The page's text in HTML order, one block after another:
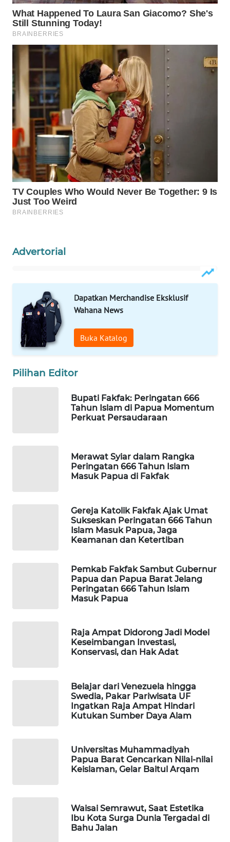
Advertorial
Dapatkan Merchandise Eksklusif
Wahana News
Buka Katalog
Pilihan Editor
Bupati Fakfak: Peringatan 666
Tahun Islam di Papua Momentum
Perkuat Persaudaraan
Merawat Syiar dalam Rangka
Peringatan 666 Tahun Islam
Masuk Papua di Fakfak
Gereja Katolik Fakfak Ajak Umat
Sukseskan Peringatan 666 Tahun
Islam Masuk Papua, Jaga
Keamanan dan Ketertiban
Pemkab Fakfak Sambut Gubernur
Papua dan Papua Barat Jelang
Peringatan 666 Tahun Islam
Masuk Papua
Raja Ampat Didorong Jadi Model
Keseimbangan Investasi,
Konservasi, dan Hak Adat
Belajar dari Venezuela hingga
Swedia, Pakar Pariwisata UF
Ingatkan Raja Ampat Hindari
Kutukan Sumber Daya Alam
Universitas Muhammadiyah
Papua Barat Gencarkan Nilai-nilai
Keislaman, Gelar Baitul Arqam
Waisai Semrawut, Saat Estetika
Ibu Kota Surga Dunia Tergadai di
Bahu Jalan
ID
WAHANANEWS
CO ID
WAHANANEWS
NET
WAHANA
SPORT
WAHANA
UMKM
WAHANA
SELEB
WAHANA
HEALTH
WAHANA
DESA
LAPAK
Network
MARTABAT
NET
PORTAL